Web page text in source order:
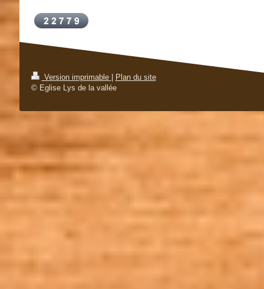
Version imprimable
Plan du site
© Eglise Lys de la vallée